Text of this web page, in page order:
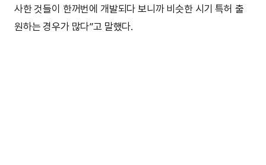
사한 것들이 한꺼번에 개발되다 보니까 비슷한 시기 특허 출
원하는 경우가 많다”고 말했다.